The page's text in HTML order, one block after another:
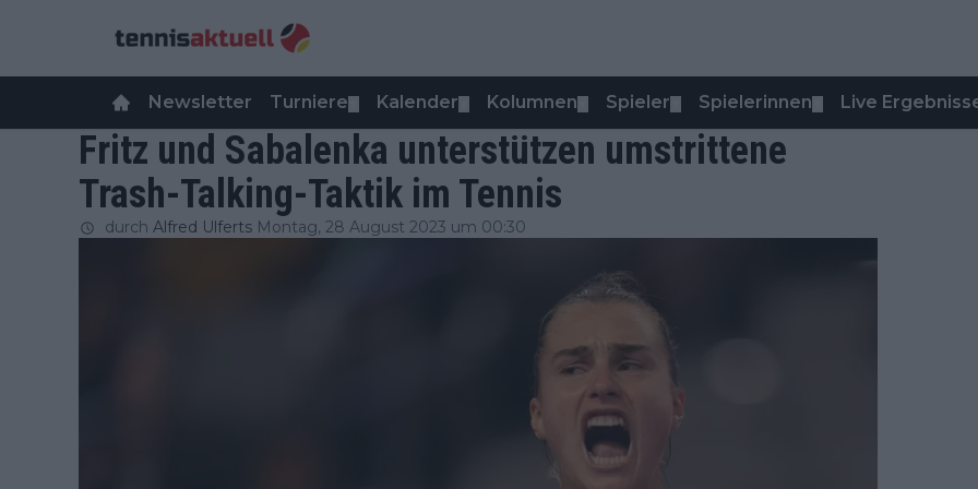
Newsletter Turniere Kalender Kolumnen Spieler Spielerinnen Live
Fritz und Sabalenka unterstützen umstrittene
Trash-Talking-Taktik im Tennis
durch Alfred Ulferts Montag, 28 August 2023 um 00:30